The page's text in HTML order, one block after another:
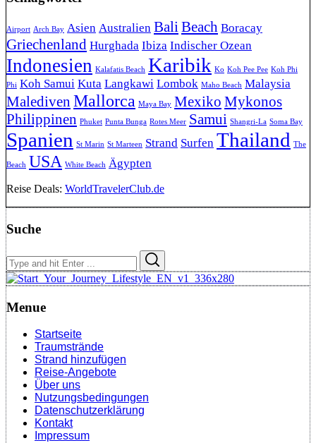
Airport Arch Bay Asien Australien BaliBeach Boracay
Griechenland Hurghada Ibiza Indischer Ozean
Indonesien Kalafatis Beach Karibik Ko Koh Pee Pee Koh Phi
Phi Koh Samui Kuta Langkawi Lombok Maho Beach Malaysia
Malediven Mallorca Maya Bay Mexiko Mykonos
Philippinen Phuket Punta Bunga Rotes Meer Samui Shangri-La Soma Bay
Spanien St Marin St Marteen Strand Surfen Thailand The
Beach USA White Beach Ägypten
Reise Deals: WorldTravelerClub.de
Suche
Search
for:
Menue
Startseite
Traumstrände
Strand hinzufügen
Reise-Angebote
Über uns
Nutzungsbedingungen
Datenschutzerklärung
Kontakt
Impressum